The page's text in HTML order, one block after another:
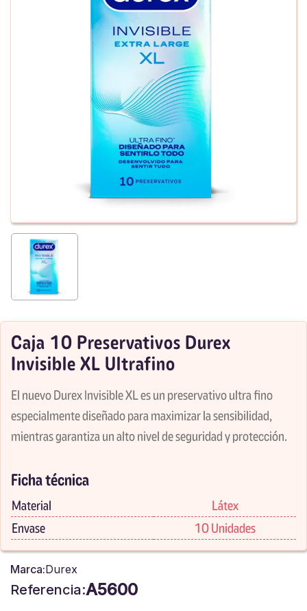
Caja 10 Preservativos Durex
Invisible XL Ultrafino
El nuevo Durex Invisible XL es un preservativo ultra fino
especialmente diseñado para maximizar la sensibilidad,
mientras garantiza un alto nivel de seguridad y protección.
Ficha técnica
Material
Látex
Envase
10 Unidades
Marca:Durex
Referencia:A5600